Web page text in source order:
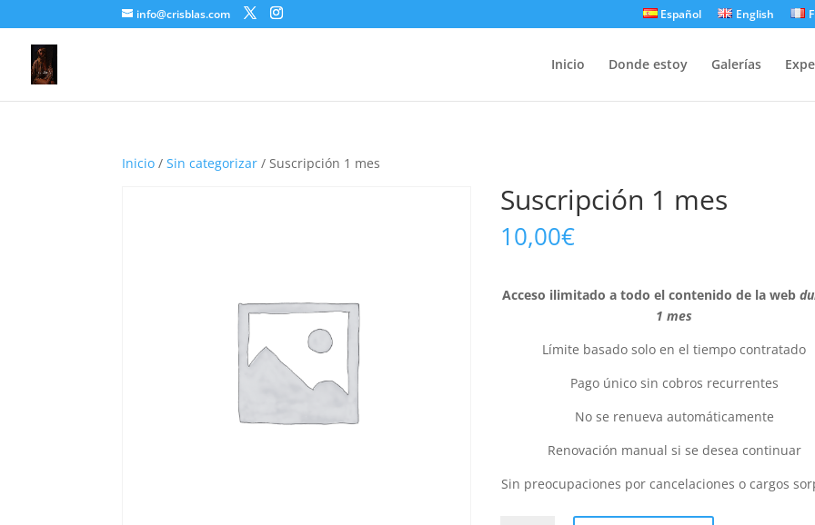
info@crisblas.com Español English
Inicio Donde estoy Galerías
Inicio /Sin categorizar / Suscripción 1 mes
Suscripción 1 mes
10,00€
Acceso ilimitado a todo el contenido de la web
1 mes
Límite basado solo en el tiempo contratado
Pago único sin cobros recurrentes
No se renueva automáticamente
Renovación manual si se desea continuar
Sin preocupaciones por cancelaciones o cargos